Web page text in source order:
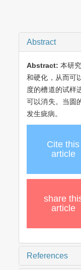
Abstract
Abstract:本研
和硬化，从而可
度的槽道的试样
可以消失。当圆
发生疵病。
Cite this
article
share
article
References